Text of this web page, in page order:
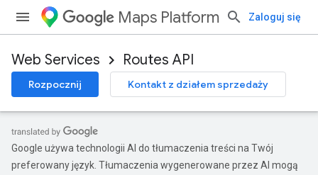
Maps Platform Zaloguj się
Web Services Routes API
Rozpocznij Kontakt z działem sprzedaży
Google używa technologii AI do tłumaczenia treści na Twój
preferowany język. Tłumaczenia wygenerowane przez AI mogą